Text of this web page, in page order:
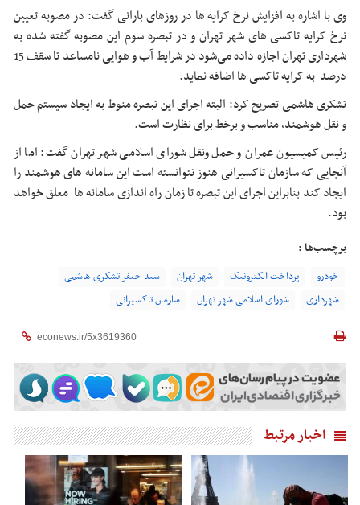
وی با اشاره به افزایش نرخ کرایه ها در روزهای بارانی گفت: در مصوبه تعیین
نرخ کرایه تاکسی های شهر تهران و در تبصره سوم این مصوبه گفته شده به
شهرداری تهران اجازه داده می‌شود در شرایط آب و هوایی نامساعد تا سقف 15
درصد به کرایه تاکسی ها اضافه نماید.
تشکری هاشمی تصریح کرد: البته اجرای این تبصره منوط به ایجاد سیستم حمل
و نقل هوشمند، مناسب و برخط برای نظارت است.
رئیس کمیسیون عمران و حمل ونقل شورای اسلامی شهر تهران گفت: اما از
آنجایی که سازمان تاکسیرانی هنوز نتوانسته است این سامانه های هوشمند را
ایجاد کند بنابراین اجرای این تبصره تا زمان راه اندازی سامانه ها معلق خواهد
بود.
برچسب‌ها :
خودرو پرداخت الکترونیک شهر تهران
سید جعفر تشکری هاشمی
شهرداری
شورای اسلامی شهر تهران سازمان تاکسیرانی
اخبار مرتبط